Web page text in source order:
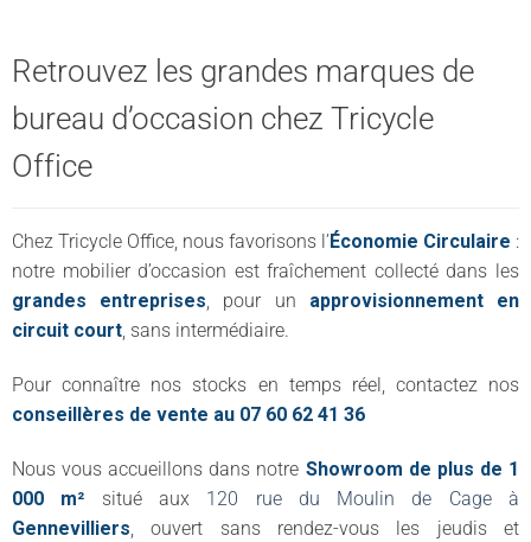
Retrouvez les grandes marques de
bureau d’occasion chez Tricycle
Office
Chez Tricycle Office, nous favorisons l’Économie Circulaire :
notre mobilier d’occasion est fraîchement collecté dans les
grandes entreprises, pour un approvisionnement en
circuit court, sans intermédiaire.
Pour connaître nos stocks en temps réel, contactez nos
conseillères de vente au 07 60 62 41 36
Nous vous accueillons dans notre Showroom de plus de 1
000 m² situé aux 120 rue du Moulin de Cage à
Gennevilliers , ouvert sans rendez-vous les jeudis et